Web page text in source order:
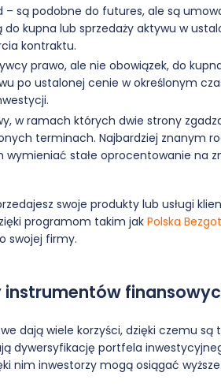
– są podobne do futures, ale są
do kupna lub sprzedaży aktywu w
kontraktu.
prawo, ale nie obowiązek, do
po ustalonej cenie w określonym
w ramach których dwie strony
terminach. Najbardziej znanym
wymieniać stałe oprocentowanie na
swoje produkty lub usługi
programom takim jak Polska
swojej firmy.
instrumentów
dają wiele korzyści, dzięki czemu są
dywersyfikację portfela
nim inwestorzy mogą osiągać